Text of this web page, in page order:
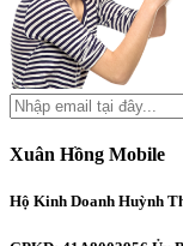
Xuân Hồng Mobile
Hộ Kinh Doanh Huỳnh